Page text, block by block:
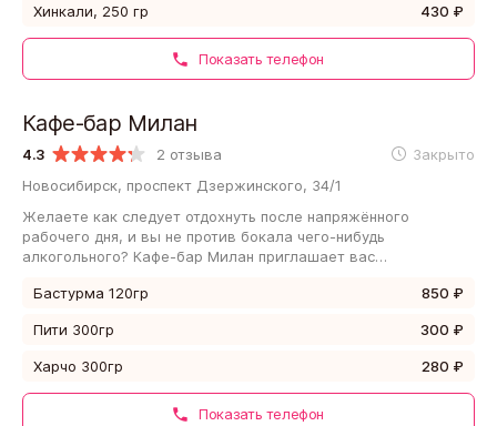
Показать телефон
Хинкали, 250 гр 430 ₽
4.3 2 отзыва Закрыто
Кафе-бар Милан
Новосибирск, проспект Дзержинского, 34/1
Желаете как следует отдохнуть после напряжённого
рабочего дня, и вы не против бокала чего-нибудь
алкогольного? Кафе-бар Милан приглашает вас
Показать телефон
Бастурма 120гр 850 ₽
Пити 300гр 300 ₽
Харчо 300гр 280 ₽